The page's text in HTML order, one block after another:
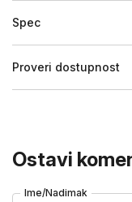
Spec
Proveri dostupnost
Ostavi
Ime/Nadimak